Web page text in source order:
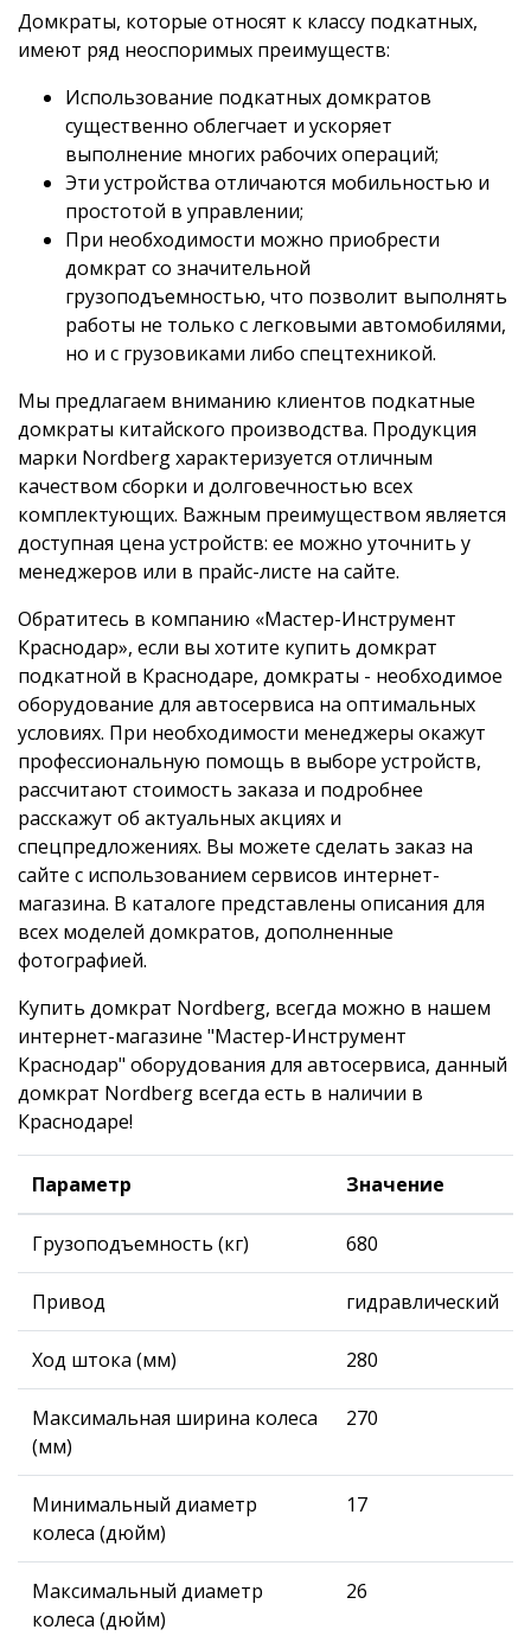
Домкраты, которые относят к классу подкатных,
имеют ряд неоспоримых преимуществ:
Использование подкатных домкратов
существенно облегчает и ускоряет
выполнение многих рабочих операций;
Эти устройства отличаются мобильностью и
простотой в управлении;
При необходимости можно приобрести
домкрат со значительной
грузоподъемностью, что позволит выполнять
работы не только с легковыми автомобилями,
но и с грузовиками либо спецтехникой.
Мы предлагаем вниманию клиентов подкатные
домкраты китайского производства. Продукция
марки Nordberg характеризуется отличным
качеством сборки и долговечностью всех
комплектующих. Важным преимуществом является
доступная цена устройств: ее можно уточнить у
менеджеров или в прайс-листе на сайте.
Обратитесь в компанию «Мастер-Инструмент
Краснодар», если вы хотите купить домкрат
подкатной в Краснодаре, домкраты - необходимое
оборудование для автосервиса на оптимальных
условиях. При необходимости менеджеры окажут
профессиональную помощь в выборе устройств,
рассчитают стоимость заказа и подробнее
расскажут об актуальных акциях и
спецпредложениях. Вы можете сделать заказ на
сайте с использованием сервисов интернет-
магазина. В каталоге представлены описания для
всех моделей домкратов, дополненные
фотографией.
Купить домкрат Nordberg, всегда можно в нашем
интернет-магазине "Мастер-Инструмент
Краснодар" оборудования для автосервиса, данный
домкрат Nordberg всегда есть в наличии в
Краснодаре!
Параметр Значение
Грузоподъемность (кг) 680
Привод гидравлический
Ход штока (мм) 280
Максимальная ширина колеса
(мм)
270
Минимальный диаметр
колеса (дюйм)
17
Максимальный диаметр
колеса (дюйм)
26